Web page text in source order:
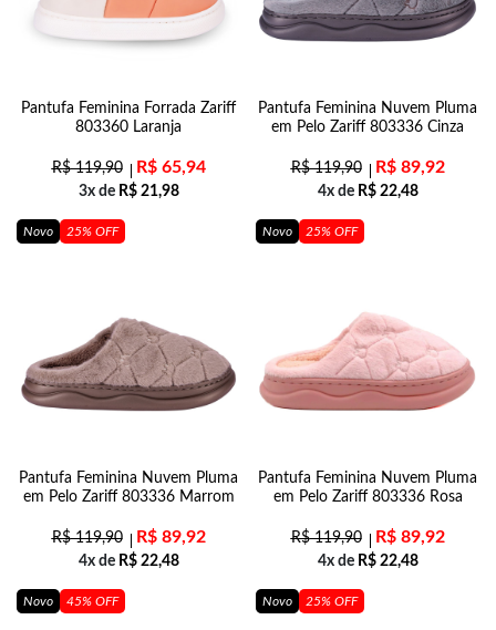
Pantufa Feminina Forrada Zariff
803360 Laranja
R$119,90 R$65,94
3x de R$21,98
Pantufa Feminina Nuvem Pluma
em Pelo Zariff 803336 Cinza
R$119,90 R$89,92
4x de R$22,48
Novo 25% OFF
Pantufa Feminina Nuvem Pluma
em Pelo Zariff 803336 Marrom
R$119,90 R$89,92
4x de R$22,48
Novo 25% OFF
Pantufa Feminina Nuvem Pluma
em Pelo Zariff 803336 Rosa
R$119,90 R$89,92
4x de R$22,48
Novo 45% OFF Novo 25% OFF